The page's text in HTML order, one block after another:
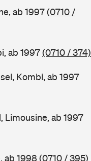
ab 1997(0710 /
ab 1997(0710 / 374)
Kombi, ab 1997
Limousine, ab 1997
ab 1998(0710 / 395)